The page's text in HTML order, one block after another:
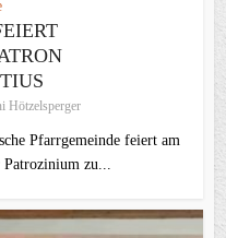
Hötzelsperger
Pfarrgemeinde feiert am
zu...